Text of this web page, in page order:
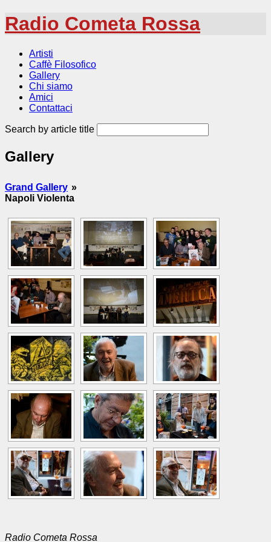
Radio Cometa Rossa
Artisti
Caffè Filosofico
Gallery
Chi siamo
Amici
Contattaci
Search by article title
Gallery
Grand Gallery »
Napoli Violenta
Radio Cometa Rossa